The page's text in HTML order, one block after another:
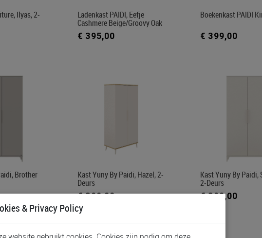
Ilyas, 2- Ladenkast PAIDI, Eefje
Cashmere Beige/Groovy Oak
€ 395,00
Boekenkast PAIDI
€ 399,00
Brother Kast Yuny By Paidi, Hazel, 2-
Deurs
€ 399,00
Kast Yuny By Paidi,
2-Deurs
€ 399,00
& Privacy Policy